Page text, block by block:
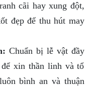
cãi hay xung đột,
đẹp để thu hút may
Chuẩn bị lễ vật đầy
để xin thần linh và tổ
bình an và thuận